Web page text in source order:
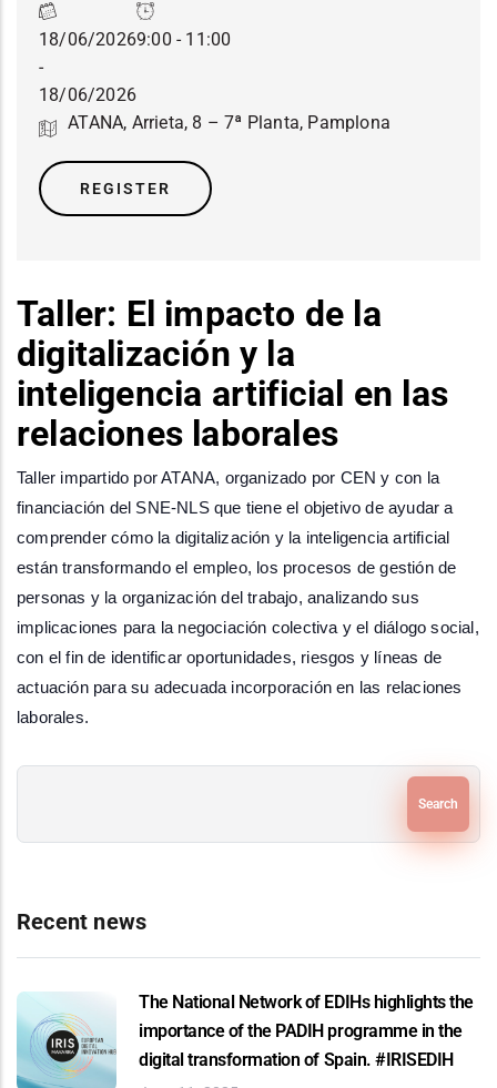
18/06/2026
-
18/06/2026
9:00 - 11:00
ATANA, Arrieta, 8 – 7ª Planta, Pamplona
REGISTER
Taller: El impacto de la
digitalización y la
inteligencia artificial en las
relaciones laborales
Taller impartido por ATANA, organizado por CEN y con la
financiación del SNE-NLS que tiene el objetivo de ayudar a
comprender cómo la digitalización y la inteligencia artificial
están transformando el empleo, los procesos de gestión de
personas y la organización del trabajo, analizando sus
implicaciones para la negociación colectiva y el diálogo social,
con el fin de identificar oportunidades, riesgos y líneas de
actuación para su adecuada incorporación en las relaciones
laborales.
Recent news
The National Network of EDIHs highlights the
importance of the PADIH programme in the
digital transformation of Spain. #IRISEDIH